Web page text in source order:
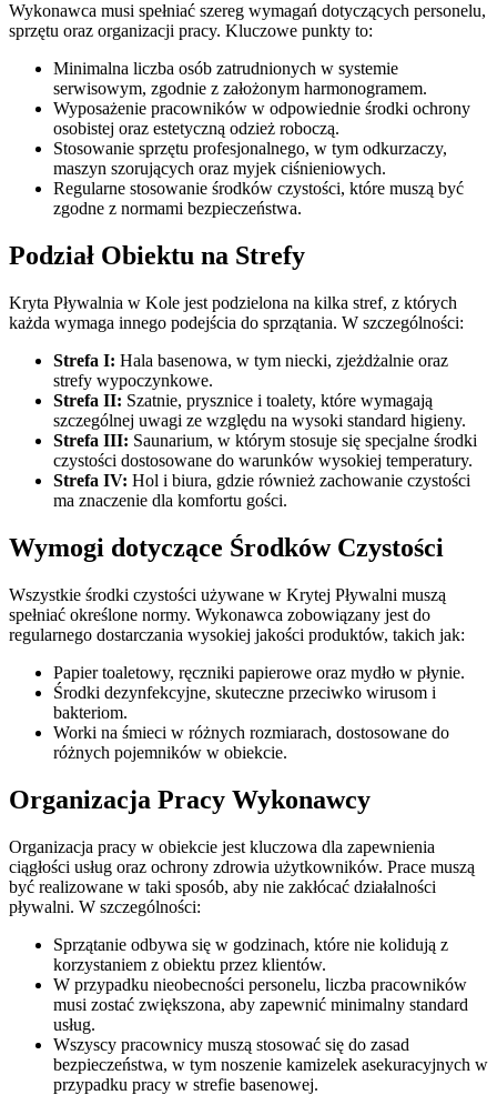
Wykonawca musi spełniać szereg wymagań dotyczących personelu,
sprzętu oraz organizacji pracy. Kluczowe punkty to:
Minimalna liczba osób zatrudnionych w systemie
serwisowym, zgodnie z założonym harmonogramem.
Wyposażenie pracowników w odpowiednie środki ochrony
osobistej oraz estetyczną odzież roboczą.
Stosowanie sprzętu profesjonalnego, w tym odkurzaczy,
maszyn szorujących oraz myjek ciśnieniowych.
Regularne stosowanie środków czystości, które muszą być
zgodne z normami bezpieczeństwa.
Podział Obiektu na Strefy
Kryta Pływalnia w Kole jest podzielona na kilka stref, z których
każda wymaga innego podejścia do sprzątania. W szczególności:
Strefa I: Hala basenowa, w tym niecki, zjeżdżalnie oraz
strefy wypoczynkowe.
Strefa II: Szatnie, prysznice i toalety, które wymagają
szczególnej uwagi ze względu na wysoki standard higieny.
Strefa III: Saunarium, w którym stosuje się specjalne środki
czystości dostosowane do warunków wysokiej temperatury.
Strefa IV: Hol i biura, gdzie również zachowanie czystości
ma znaczenie dla komfortu gości.
Wymogi dotyczące Środków Czystości
Wszystkie środki czystości używane w Krytej Pływalni muszą
spełniać określone normy. Wykonawca zobowiązany jest do
regularnego dostarczania wysokiej jakości produktów, takich jak:
Papier toaletowy, ręczniki papierowe oraz mydło w płynie.
Środki dezynfekcyjne, skuteczne przeciwko wirusom i
bakteriom.
Worki na śmieci w różnych rozmiarach, dostosowane do
różnych pojemników w obiekcie.
Organizacja Pracy Wykonawcy
Organizacja pracy w obiekcie jest kluczowa dla zapewnienia
ciągłości usług oraz ochrony zdrowia użytkowników. Prace muszą
być realizowane w taki sposób, aby nie zakłócać działalności
pływalni. W szczególności:
Sprzątanie odbywa się w godzinach, które nie kolidują z
korzystaniem z obiektu przez klientów.
W przypadku nieobecności personelu, liczba pracowników
musi zostać zwiększona, aby zapewnić minimalny standard
usług.
Wszyscy pracownicy muszą stosować się do zasad
bezpieczeństwa, w tym noszenie kamizelek asekuracyjnych w
przypadku pracy w strefie basenowej.